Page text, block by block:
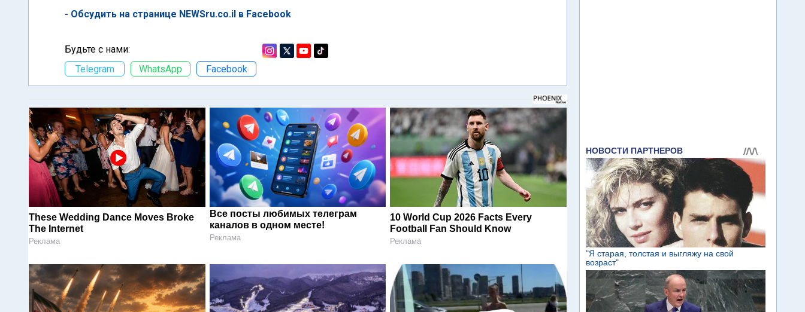
- Обсудить на странице NEWSru.co.il в Facebook
Будьте с нами:
Telegram
WhatsApp Facebook
These Wedding Dance Moves Broke
The Internet
Реклама
Все посты любимых телеграм
каналов в одном месте!
Реклама
10 World Cup 2026 Facts Every
Football Fan Should Know
Реклама